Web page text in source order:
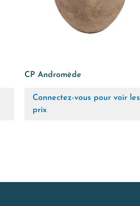
CP Andromède
Connectez-vous pour voir les
prix